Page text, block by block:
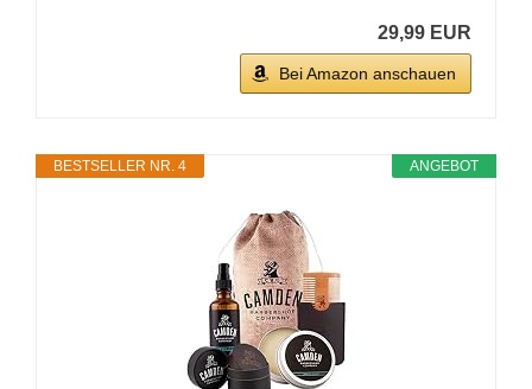
29,99 EUR
Bei Amazon anschauen
ANGEBOT
BESTSELLER NR. 4